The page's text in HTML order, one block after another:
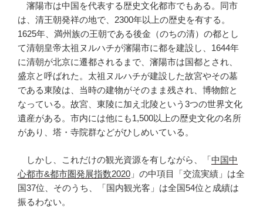
瀋陽市は中国を代表する歴史文化都市でもある。同市
は、清王朝発祥の地で、2300年以上の歴史を有する。
1625年、満州族の王朝である後金（のちの清）の都とし
て清朝皇帝太祖ヌルハチが瀋陽市に都を建設し、1644年
に清朝が北京に遷都されるまで、瀋陽市は国都とされ、
盛京と呼ばれた。太祖ヌルハチが建設した故宮やその墓
である東陵は、当時の建物がそのまま残され、博物館と
なっている。故宮、東陵に加え北陵という3つの世界文化
遺産がある。市内には他にも1,500以上の歴史文化の名所
があり、塔・寺院群などがひしめいている。
しかし、これだけの観光資源を有しながら、「中国中
心都市&都市圏発展指数2020 」の中項目「交流実績」は全
国37位、そのうち、「国内観光客」は全国54位と成績は
振るわない。